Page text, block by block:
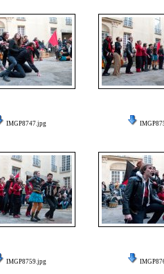
IMGP8747.jpg
IMGP8759.jpg